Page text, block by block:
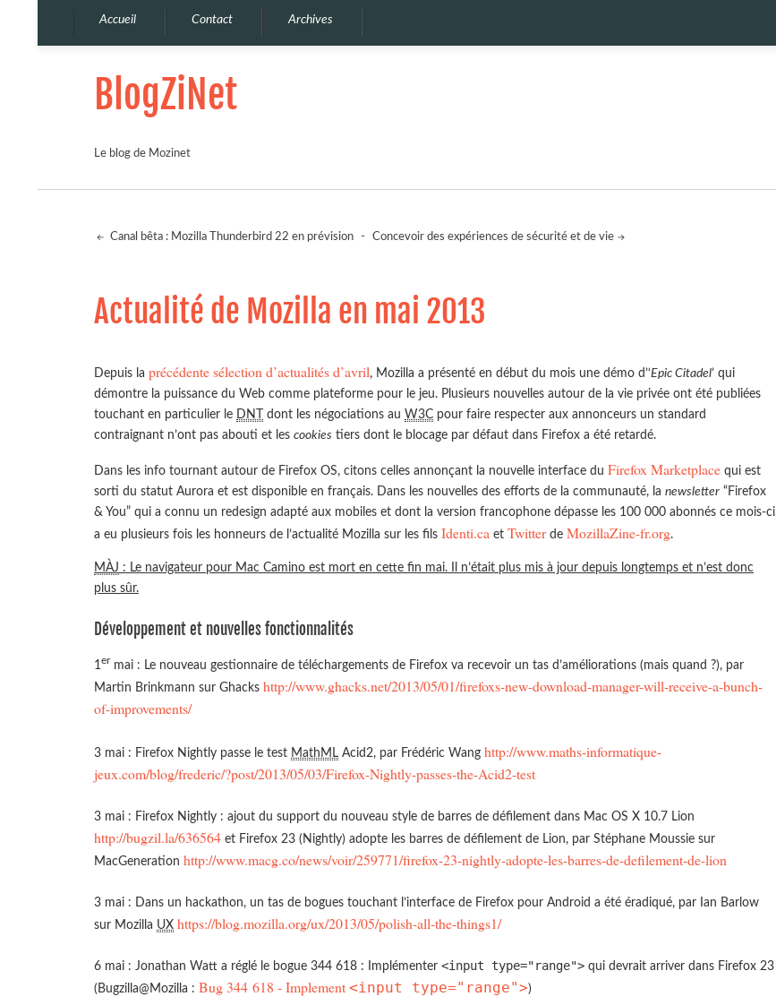
Accueil Contact Archives
BlogZiNet
Le blog de Mozinet
Canal bêta : Mozilla Thunderbird 22 en prévision - Concevoir des expériences de sécurité et de vie
Actualité de Mozilla en mai 2013
Depuis la précédente sélection d’actualités d’avril, Mozilla a présenté en début du mois une démo d’‘Epic Citadel’ qui
démontre la puissance du Web comme plateforme pour le jeu. Plusieurs nouvelles autour de la vie privée ont été publiées
touchant en particulier le DNT dont les négociations au W3C pour faire respecter aux annonceurs un standard
contraignant n’ont pas abouti et les cookies tiers dont le blocage par défaut dans Firefox a été retardé.
Dans les info tournant autour de Firefox OS, citons celles annonçant la nouvelle interface du Firefox Marketplace qui est
sorti du statut Aurora et est disponible en français. Dans les nouvelles des efforts de la communauté, la newsletter “Firefox
& You” qui a connu un redesign adapté aux mobiles et dont la version francophone dépasse les 100 000 abonnés ce mois-ci
a eu plusieurs fois les honneurs de l’actualité Mozilla sur les fils Identi.ca et Twitterde MozillaZine-fr.org.
MÀJ : Le navigateur pour Mac Camino est mort en cette fin mai. Il n’était plus mis à jour depuis longtemps et n’est donc
plus sûr.
Développement et nouvelles fonctionnalités
1 er mai : Le nouveau gestionnaire de téléchargements de Firefox va recevoir un tas d’améliorations (mais quand ?), par
Martin Brinkmann sur Ghacks http://www.ghacks.net/2013/05/01/firefoxs-new-download-manager-will-receive-a-bunch-
of-improvements/
3 mai : Firefox Nightly passe le test MathML Acid2, par Frédéric Wang http://www.maths-informatique-
jeux.com/blog/frederic/?post/2013/05/03/Firefox-Nightly-passes-the-Acid2-test
3 mai : Firefox Nightly : ajout du support du nouveau style de barres de défilement dans Mac OS X 10.7 Lion
http://bugzil.la/636564 et Firefox 23 (Nightly) adopte les barres de défilement de Lion, par Stéphane Moussie sur
MacGeneration http://www.macg.co/news/voir/259771/firefox-23-nightly-adopte-les-barres-de-defilement-de-lion
3 mai : Dans un hackathon, un tas de bogues touchant l’interface de Firefox pour Android a été éradiqué, par Ian Barlow
sur Mozilla UX https://blog.mozilla.org/ux/2013/05/polish-all-the-things1/
6 mai : Jonathan Watt a réglé le bogue 344 618 : Implémenter <input type="range"> qui devrait arriver dans Firefox 23
(Bugzilla@Mozilla : Bug 344 618 - Implement <input type="range">)